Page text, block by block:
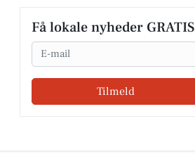
Få lokale nyheder GRATIS
Email
Tilmeld